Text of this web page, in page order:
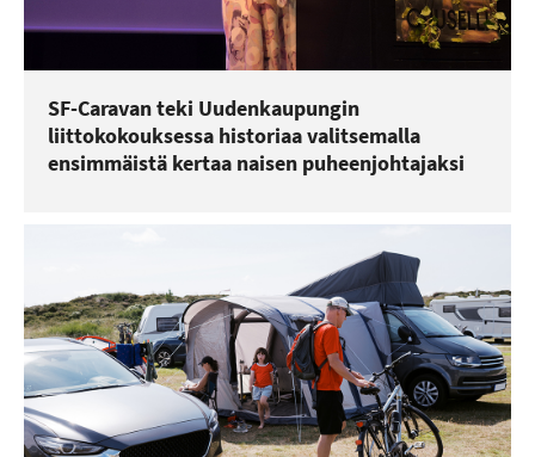
SF-Caravan teki Uudenkaupungin
liittokokouksessa historiaa valitsemalla
ensimmäistä kertaa naisen puheenjohtajaksi